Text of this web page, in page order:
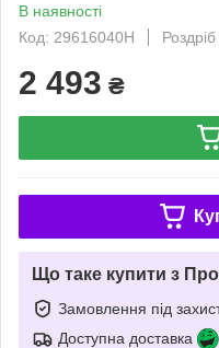
В наявності
Код: 29616040H
Роздріб
2 493 ₴
Що таке купити з
Замовлення під
Доступна доставка